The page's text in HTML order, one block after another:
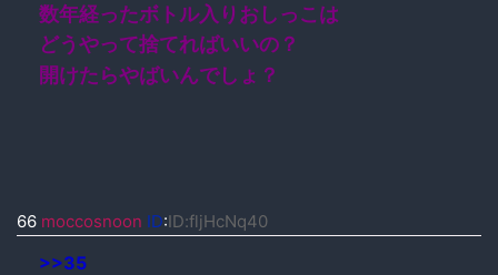
数年経ったボトル入りおしっこは
どうやって捨てればいいの？
開けたらやばいんでしょ？
66 moccosnoon ID:ID:fljHcNq40
>>35